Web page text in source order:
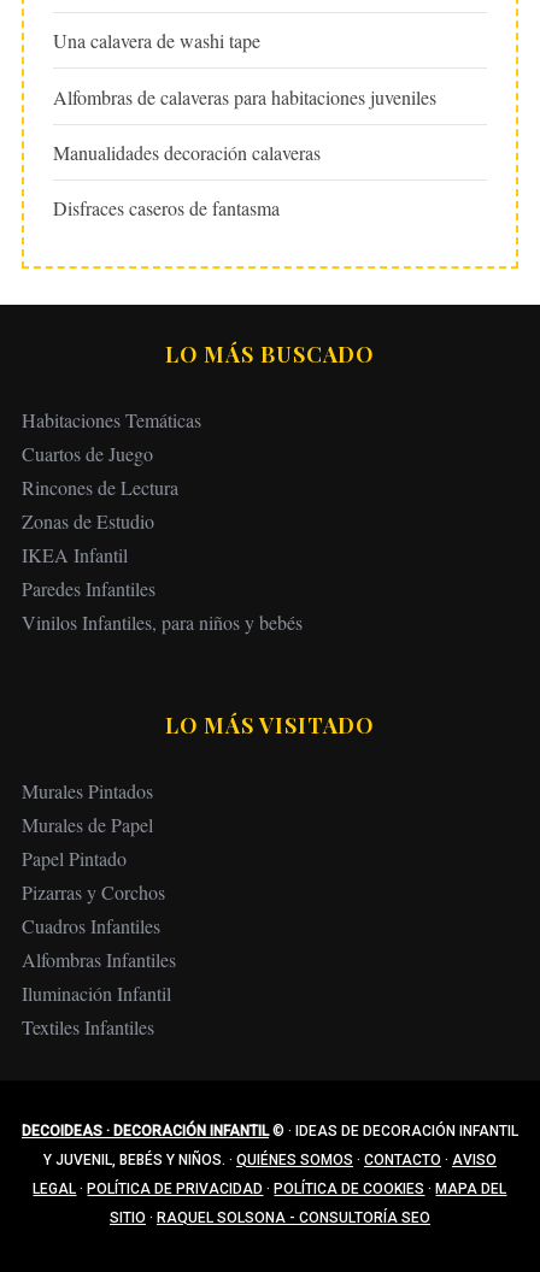
Una calavera de washi tape
Alfombras de calaveras para habitaciones juveniles
Manualidades decoración calaveras
Disfraces caseros de fantasma
LO MÁS BUSCADO
Habitaciones Temáticas
Cuartos de Juego
Rincones de Lectura
Zonas de Estudio
IKEA Infantil
Paredes Infantiles
Vinilos Infantiles, para niños y bebés
LO MÁS VISITADO
Murales Pintados
Murales de Papel
Papel Pintado
Pizarras y Corchos
Cuadros Infantiles
Alfombras Infantiles
Iluminación Infantil
Textiles Infantiles
DECOIDEAS · DECORACIÓN INFANTIL© · IDEAS DE DECORACIÓN INFANTIL
Y JUVENIL, BEBÉS Y NIÑOS. · QUIÉNES SOMOS · CONTACTO · AVISO
LEGAL · POLÍTICA DE PRIVACIDAD · POLÍTICA DE COOKIES · MAPA DEL
SITIO · RAQUEL SOLSONA - CONSULTORÍA SEO